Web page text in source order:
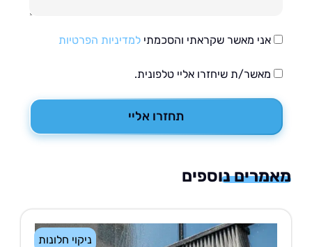
אני מאשר שקראתי והסכמתילמדיניות הפרטיות
מאשר/ת שיחזרו אליי טלפונית.
תחזרו אליי
נוספים
ניקוי חלונות